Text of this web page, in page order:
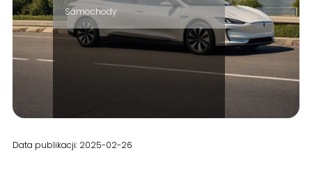
Samochody
Data publikacji: 2025-02-26